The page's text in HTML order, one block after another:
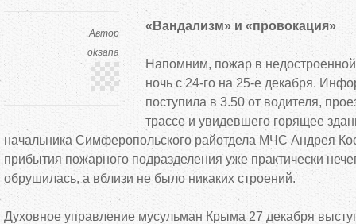
Автор
oksana
«Вандализм» и «провокация»
Напомним, пожар в
ночь с 24-го на 25-е декабря.
поступила в 3.50 от водителя,
трассе и увидевшего горящее
начальника Симферопольского райотдела МЧС Андрея
прибытия пожарного подразделения уже практически
обрушилась, а вблизи не было никаких строений.
Духовное управление мусульман Крыма 27 декабря